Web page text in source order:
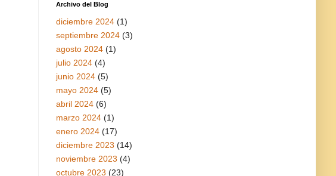
Archivo del Blog
diciembre 2024 (1)
septiembre 2024 (3)
agosto 2024 (1)
julio 2024 (4)
junio 2024 (5)
mayo 2024 (5)
abril 2024 (6)
marzo 2024 (1)
enero 2024 (17)
diciembre 2023 (14)
noviembre 2023 (4)
octubre 2023 (23)